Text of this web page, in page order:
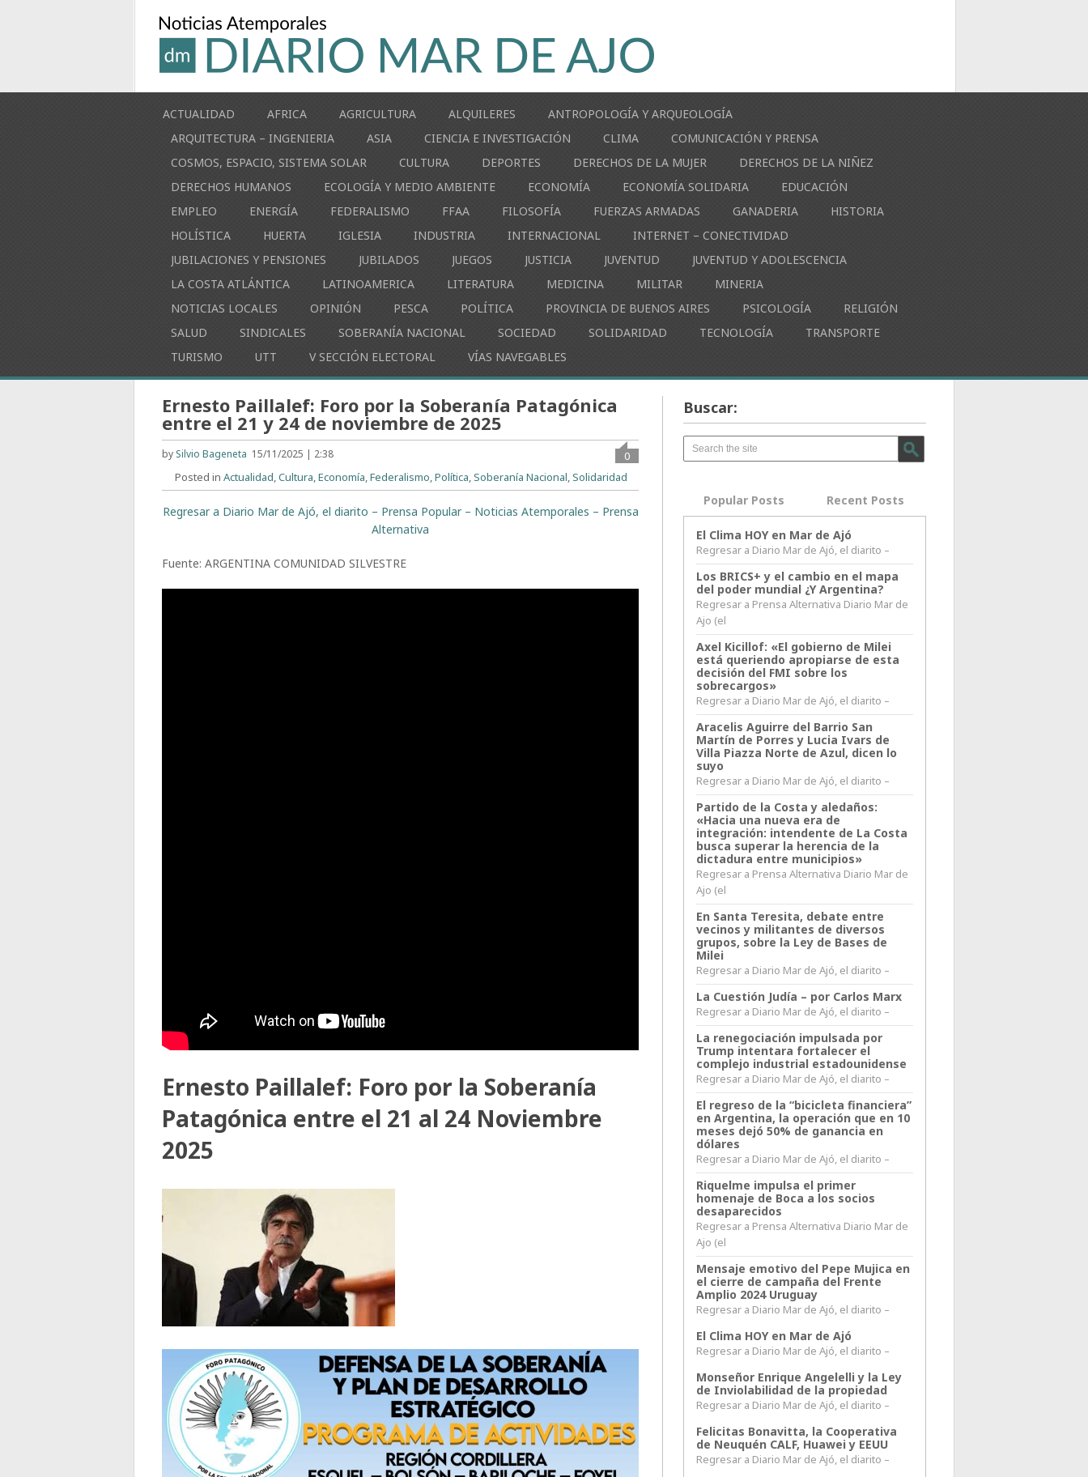
ACTUALIDAD AFRICA AGRICULTURA ALQUILERES
ANTROPOLOGÍA Y ARQUEOLOGÍA
ARQUITECTURA – INGENIERIA
ASIA CIENCIA E INVESTIGACIÓN CLIMA
COMUNICACIÓN Y PRENSA
COSMOS, ESPACIO, SISTEMA SOLAR
CULTURA DEPORTES DERECHOS DE LA MUJER
DERECHOS DE LA NIÑEZ
DERECHOS HUMANOS
ECOLOGÍA Y MEDIO AMBIENTE ECONOMÍA ECONOMÍA SOLIDARIA
EDUCACIÓN
EMPLEO
ENERGÍA FEDERALISMO FFAA FILOSOFÍA FUERZAS ARMADAS GANADERIA
HISTORIA
HOLÍSTICA
HUERTA IGLESIA INDUSTRIA INTERNACIONAL
INTERNET – CONECTIVIDAD
JUBILACIONES Y PENSIONES
JUBILADOS JUEGOS JUSTICIA JUVENTUD
JUVENTUD Y ADOLESCENCIA
LA COSTA ATLÁNTICA
LATINOAMERICA LITERATURA MEDICINA MILITAR
MINERIA
NOTICIAS LOCALES
OPINIÓN PESCA POLÍTICA PROVINCIA DE BUENOS AIRES PSICOLOGÍA
RELIGIÓN
SALUD
SINDICALES SOBERANÍA NACIONAL SOCIEDAD SOLIDARIDAD TECNOLOGÍA
TRANSPORTE
TURISMO
UTT V SECCIÓN ELECTORAL VÍAS NAVEGABLES
Ernesto Paillalef: Foro por la Soberanía Patagónica
entre el 21 y 24 de noviembre de 2025
by Silvio Bageneta 15/11/2025 | 2:38
0
Posted inActualidad,Cultura,Economía,Federalismo,Política,Soberanía Nacional,Solidaridad
Regresar a Diario Mar de Ajó, el diarito – Prensa Popular – Noticias Atemporales – Prensa
Alternativa
Fuente: ARGENTINA COMUNIDAD SILVESTRE
Ernesto Paillalef: Foro por la Soberanía
Patagónica entre el 21 al 24 Noviembre
2025
Buscar:
Popular Posts Recent Posts
El Clima HOY en Mar de Ajó
Regresar a Diario Mar de Ajó, el diarito –
Los BRICS+ y el cambio en el mapa
del poder mundial ¿Y Argentina?
Regresar a Prensa Alternativa Diario Mar de
Ajo (el
Axel Kicillof: «El gobierno de Milei
está queriendo apropiarse de esta
decisión del FMI sobre los
sobrecargos»
Regresar a Diario Mar de Ajó, el diarito –
Aracelis Aguirre del Barrio San
Martín de Porres y Lucia Ivars de
Villa Piazza Norte de Azul, dicen lo
suyo
Regresar a Diario Mar de Ajó, el diarito –
Partido de la Costa y aledaños:
«Hacia una nueva era de
integración: intendente de La Costa
busca superar la herencia de la
dictadura entre municipios»
Regresar a Prensa Alternativa Diario Mar de
Ajo (el
En Santa Teresita, debate entre
vecinos y militantes de diversos
grupos, sobre la Ley de Bases de
Milei
Regresar a Diario Mar de Ajó, el diarito –
La Cuestión Judía – por Carlos Marx
Regresar a Diario Mar de Ajó, el diarito –
La renegociación impulsada por
Trump intentara fortalecer el
complejo industrial estadounidense
Regresar a Diario Mar de Ajó, el diarito –
El regreso de la “bicicleta financiera”
en Argentina, la operación que en 10
meses dejó 50% de ganancia en
dólares
Regresar a Diario Mar de Ajó, el diarito –
Riquelme impulsa el primer
homenaje de Boca a los socios
desaparecidos
Regresar a Prensa Alternativa Diario Mar de
Ajo (el
Mensaje emotivo del Pepe Mujica en
el cierre de campaña del Frente
Amplio 2024 Uruguay
Regresar a Diario Mar de Ajó, el diarito –
El Clima HOY en Mar de Ajó
Regresar a Diario Mar de Ajó, el diarito –
Monseñor Enrique Angelelli y la Ley
de Inviolabilidad de la propiedad
Regresar a Diario Mar de Ajó, el diarito –
Felicitas Bonavitta, la Cooperativa
de Neuquén CALF, Huawei y EEUU
Regresar a Diario Mar de Ajó, el diarito –